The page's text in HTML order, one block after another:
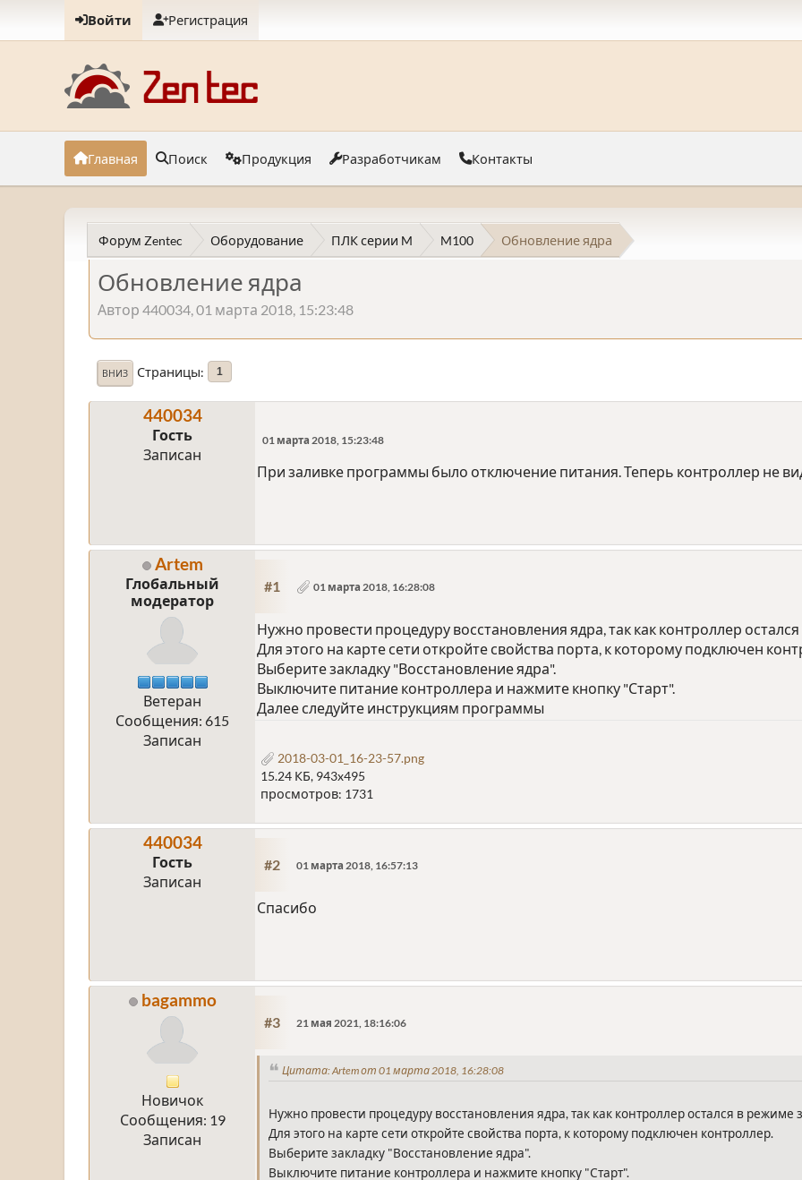
Войти Регистрация
Главная Поиск Продукция Разработчикам Контакты
Форум Zentec Оборудование ПЛК серии M M100 Обновление ядра
Обновление ядра
Автор 440034, 01 марта 2018, 15:23:48
ВНИЗ Страницы 1
440034
Гость
Записан
01 марта 2018, 15:23:48
При заливке программы было отключение питания. Теперь контроллер не
Artem
Глобальный
модератор
Ветеран
Сообщения: 615
Записан
#1 01 марта 2018, 16:28:08
Нужно провести процедуру восстановления ядра, так как контроллер
Для этого на карте сети откройте свойства порта, к которому подключен
Выберите закладку "Восстановление ядра".
Выключите питание контроллера и нажмите кнопку "Старт".
Далее следуйте инструкциям программы
2018-03-01_16-23-57.png
15.24 КБ, 943x495
просмотров: 1731
440034
Гость
Записан
#2 01 марта 2018, 16:57:13
Спасибо
bagammo
Новичок
Сообщения: 19
Записан
#3 21 мая 2021, 18:16:06
Цитата: Artem от 01 марта 2018, 16:28:08
Нужно провести процедуру восстановления ядра, так как контроллер остался в режиме
Для этого на карте сети откройте свойства порта, к которому подключен контроллер.
Выберите закладку "Восстановление ядра".
Выключите питание контроллера и нажмите кнопку "Старт".